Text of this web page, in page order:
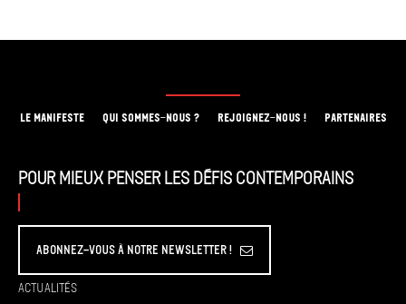
LE MANIFESTE QUI SOMMES-NOUS ? REJOIGNEZ-NOUS ! PARTENAIRES
Pour mieux penser les défis contemporains
Abonnez-vous à Notre Newsletter !
Actualités